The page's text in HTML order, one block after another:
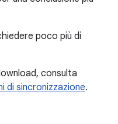
poco più di
consulta
di sincronizzazione.